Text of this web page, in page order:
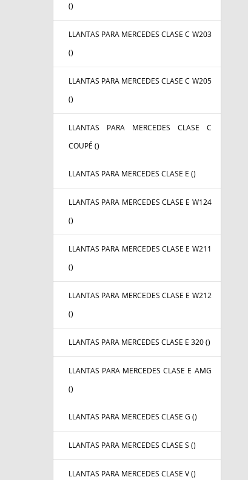
()
LLANTAS PARA MERCEDES CLASE C W203
()
LLANTAS PARA MERCEDES CLASE C W205
()
LLANTAS PARA MERCEDES CLASE C
COUPÉ ()
LLANTAS PARA MERCEDES CLASE E ()
LLANTAS PARA MERCEDES CLASE E W124
()
LLANTAS PARA MERCEDES CLASE E W211
()
LLANTAS PARA MERCEDES CLASE E W212
()
LLANTAS PARA MERCEDES CLASE E 320 ()
LLANTAS PARA MERCEDES CLASE E AMG
()
LLANTAS PARA MERCEDES CLASE G ()
LLANTAS PARA MERCEDES CLASE S ()
LLANTAS PARA MERCEDES CLASE V ()